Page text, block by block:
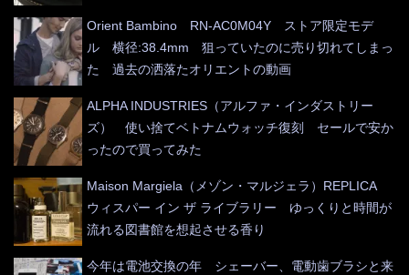
Orient Bambino RN-AC0M04Y ストア限定モデ
ル 横径:38.4mm 狙っていたのに売り切れてしまっ
た 過去の洒落たオリエントの動画
ALPHA INDUSTRIES（アルファ・インダストリー
ズ） 使い捨てベトナムウォッチ復刻 セールで安か
ったので買ってみた
Maison Margiela（メゾン・マルジェラ）REPLICA
ウィスパー イン ザ ライブラリー ゆっくりと時間が
流れる図書館を想起させる香り
今年は電池交換の年 シェーバー、電動歯ブラシと来